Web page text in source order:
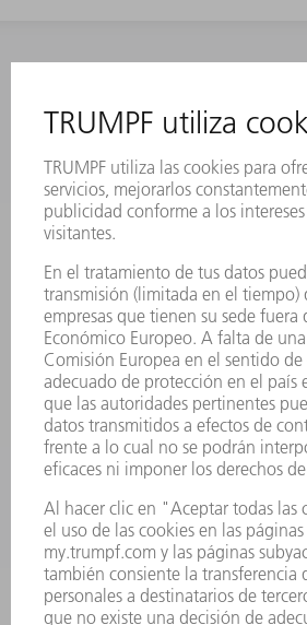
CONVOCATORIAS
SERVICIOS ONLINE
CONTACTO
SEDES
EVENTOS Y CONVOCATORIAS
REGISTRO PARA EL BOLETÍN INFORMATIVO
FICHAS TÉCNICAS DE SEGURIDAD
PRODUCTOS
MÁQUINAS Y SISTEMAS
LÁSER
ELECTRÓNICA DE POTENCIA
HERRAMIENTAS PORTÁTILES
FÁBRICA INTELIGENTE
SOFTWARE
SERVICIOS
APLICACIONES
SECTORES